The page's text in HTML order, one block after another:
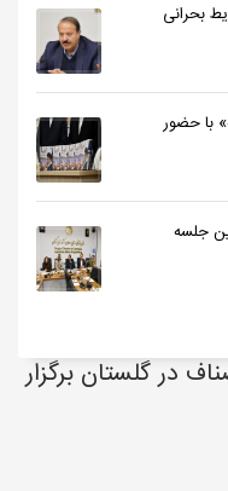
بحرانی
آدینه» با حضور
جلسه
در گلستان برگزار